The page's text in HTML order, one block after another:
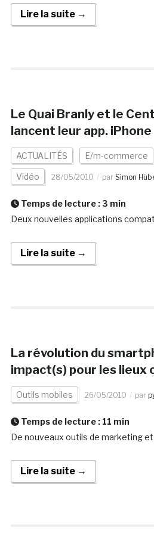
Lire la suite →
Le Quai Branly et le
lancent leur app. iPhone
ACTUALITÉS E/m-commerce
Vidéo 28/05/2010 par Simon
Temps de lecture : 3 min
Deux nouvelles applications
Lire la suite →
La révolution du
impact(s) pour les lieux
Outils mobiles 26/05/2010 par
Temps de lecture : 11 min
De nouveaux outils de marketing
Lire la suite →